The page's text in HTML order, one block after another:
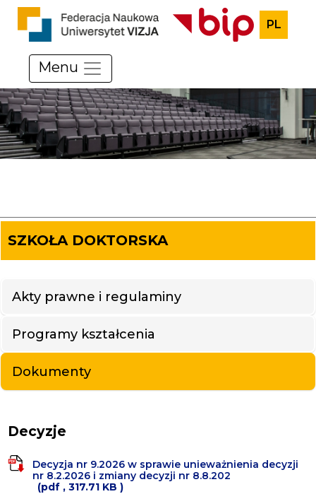
PL
Menu
SZKOŁA DOKTORSKA
Akty prawne i regulaminy
Programy kształcenia
Dokumenty
Decyzje
Decyzja nr 9.2026 w sprawie unieważnienia decyzji
nr 8.2.2026 i zmiany decyzji nr 8.8.202
(pdf , 317.71 KB )